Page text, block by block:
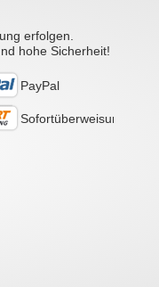
erfolgen.
hohe Sicherheit!
PayPal
Sofortüberweisung